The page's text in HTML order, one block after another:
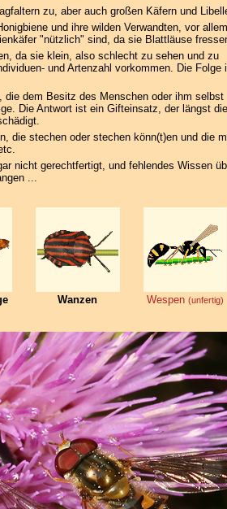
zu, aber auch großen Käfern und
und ihre wilden Verwandten, vor allem
"nützlich" sind, da sie Blattläuse
da sie klein, also schlecht zu sehen und zu
und Artenzahl vorkommen. Die Folge
die dem Besitz des Menschen oder ihm selbst
Die Antwort ist ein Gifteinsatz, der längst die
die stechen oder stechen könn(t)en und die
nicht gerechtfertigt, und fehlendes Wissen
...
Wanzen Wespen (unfertig)